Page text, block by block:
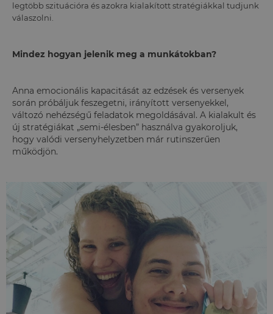
legtöbb szituációra és azokra kialakított stratégiákkal tudjunk
válaszolni.
Mindez hogyan jelenik meg a munkátokban?
Anna emocionális kapacitását az edzések és versenyek
során próbáljuk feszegetni, irányított versenyekkel,
változó nehézségű feladatok megoldásával. A kialakult és
új stratégiákat „semi-élesben” használva gyakoroljuk,
hogy valódi versenyhelyzetben már rutinszerűen
működjön.